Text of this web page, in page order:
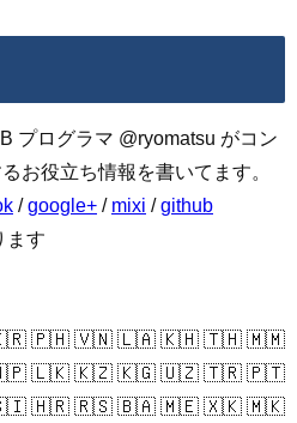
プログラマ @ryomatsu がコン
お役立ち情報を書いてます。
/google+ / mixi /github
ます
🇵🇭 🇻🇳 🇱🇦 🇰🇭 🇹🇭 🇲🇲
🇱🇰 🇰🇿 🇰🇬 🇺🇿 🇹🇷 🇵🇹
🇭🇷 🇷🇸 🇧🇦 🇲🇪 🇽🇰 🇲🇰